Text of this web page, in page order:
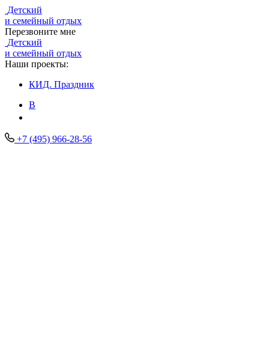
Детский
и семейный отдых
Перезвоните мне
Детский
и семейный отдых
Наши проекты:
КИД. Праздник
В
+7 (495) 966-28-56